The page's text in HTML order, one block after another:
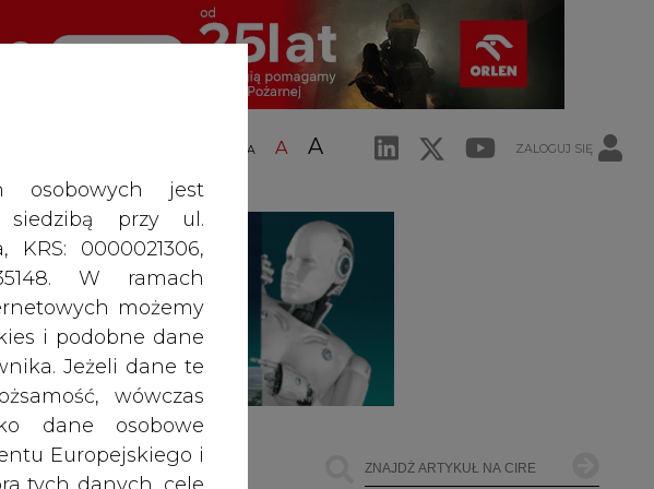
RYNKU CIEPŁOWNICTWO OFFSHORE WIND
osobowych jest
przy ul.
KRS: 0000021306,
W ramach
możemy
i podobne dane
Jeżeli dane te
wówczas
dane osobowe
Europejskiego i
o oszczędzanie
udostępnij: 1PGE szuka pracowników, zobacz